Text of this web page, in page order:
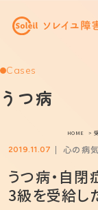
Cases
うつ病
HOME
2019.11.07 心の病気
うつ病・自
3級を受給し